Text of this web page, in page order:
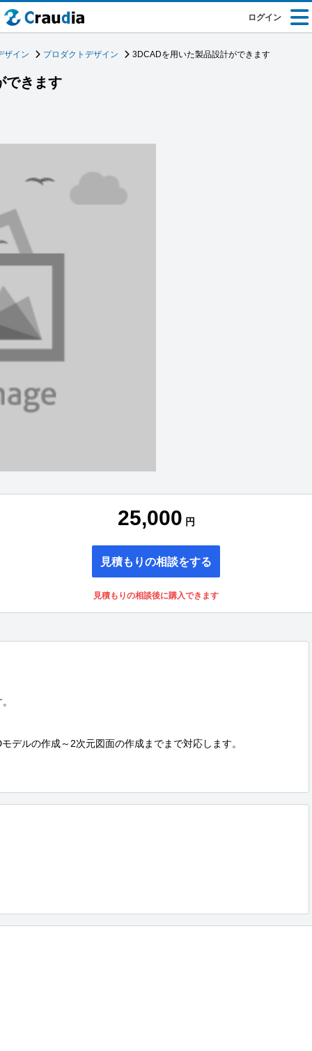
ログイン
ザイン プロダクトデザイン 3DCADを用いた製品設計ができます
できます
25,000 円
見積もりの相談をする
見積もりの相談後に購入できます
デルの作成～2次元図面の作成までまで対応します。